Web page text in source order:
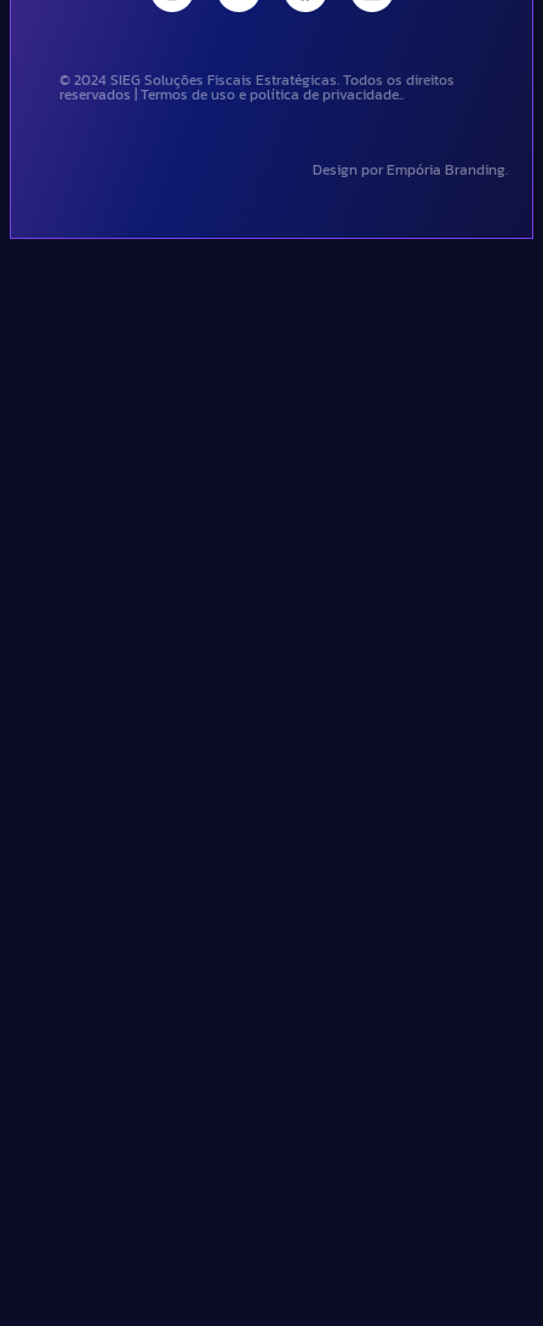
© 2024 SIEG Soluções Fiscais Estratégicas. Todos os direitos
reservados | Termos de uso e política de privacidade..
Design por Empória Branding.